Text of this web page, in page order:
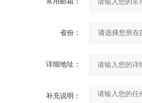
省份：
详细地址：
补充说明：